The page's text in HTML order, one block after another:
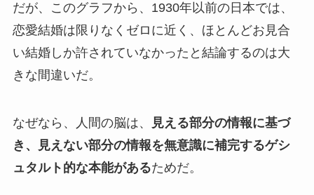
だが、このグラフから、1930年以前の日本では、
恋愛結婚は限りなくゼロに近く、ほとんどお見合
い結婚しか許されていなかったと結論するのは大
きな間違いだ。
なぜなら、人間の脳は、
見える部分の情報に基づ
き、見えない部分の情報を無意識に補完するゲシ
ュタルト的な本能があるためだ。